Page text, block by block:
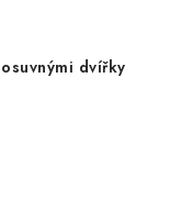
dvířky